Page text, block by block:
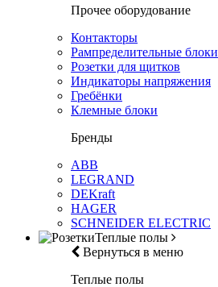
Прочее оборудование
Контакторы
Рампределительные блоки
Розетки для щитков
Индикаторы напряжения
Гребёнки
Клемные блоки
Бренды
ABB
LEGRAND
DEKraft
HAGER
SCHNEIDER ELECTRIC
Теплые полы
Вернуться в меню
Теплые полы